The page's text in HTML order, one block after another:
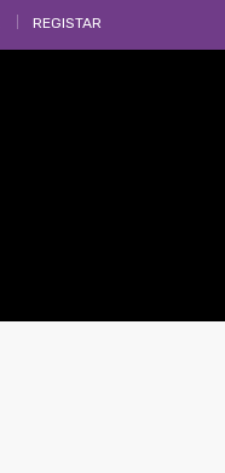
REGISTAR